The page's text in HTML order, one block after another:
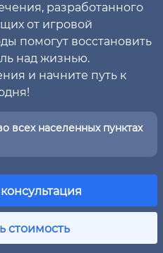
разработанного
от игровой
помогут восстановить
над жизнью.
и начните путь к
всех населенных пунктах
стоимость